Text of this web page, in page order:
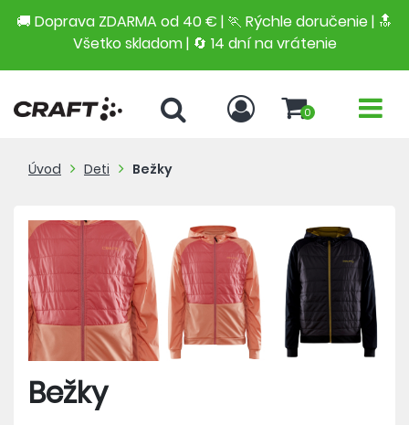
🚚 Doprava ZDARMA od 40 € | 🏃 Rýchle doručenie | 🔝
Všetko skladom | 🔄 14 dní na vrátenie
0
Úvod Deti Bežky
Bežky